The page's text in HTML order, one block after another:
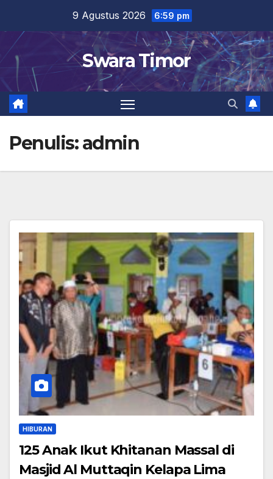
content
9 Agustus 2026 6:59 pm
Swara Timor
Penulis:admin
HIBURAN
125 Anak Ikut Khitanan Massal di
Masjid Al Muttaqin Kelapa Lima